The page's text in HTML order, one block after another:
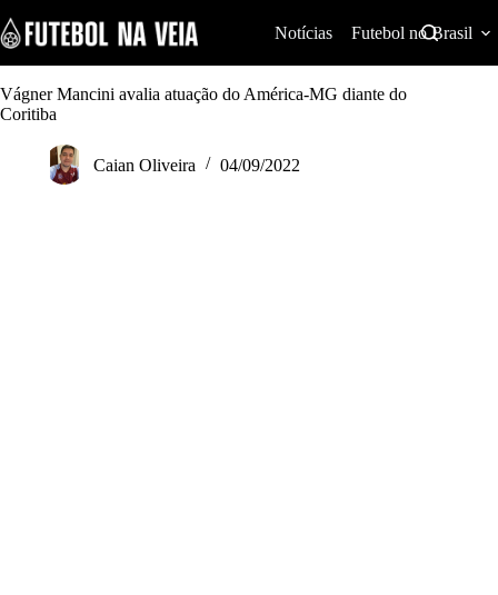
k
i
p
t
o
Notícias Futebol no Brasil
Vágner Mancini avalia atuação do América-MG diante do
Coritiba
Caian Oliveira 04/09/2022